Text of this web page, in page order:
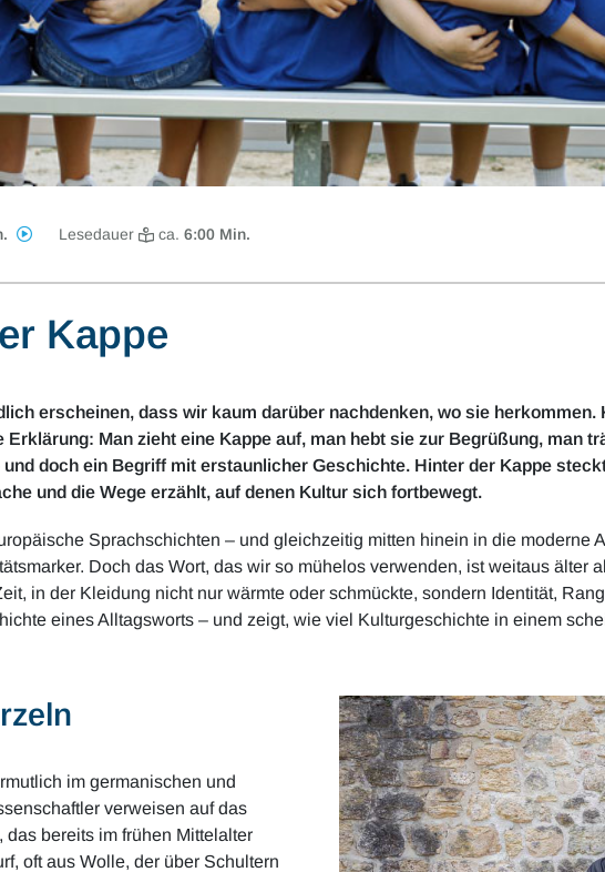
Lesedauer ca. 6:00 Min.
Kappe
erscheinen, dass wir kaum darüber nachdenken, wo sie herkommen.
Erklärung: Man zieht eine Kappe auf, man hebt sie zur Begrüßung, man
doch ein Begriff mit erstaunlicher Geschichte. Hinter der Kappe
und die Wege erzählt, auf denen Kultur sich fortbewegt.
Sprachschichten – und gleichzeitig mitten hinein in die moderne
Doch das Wort, das wir so mühelos verwenden, ist weitaus älter
in der Kleidung nicht nur wärmte oder schmückte, sondern Identität,
eines Alltagsworts – und zeigt, wie viel Kulturgeschichte in einem
im germanischen und
verweisen auf das
bereits im frühen Mittelalter
oft aus Wolle, der über Schultern